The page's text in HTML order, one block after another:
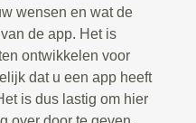
wensen en wat de
de app. Het is
ontwikkelen voor
dat u een app heeft
is dus lastig om hier